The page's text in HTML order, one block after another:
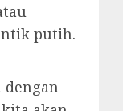
putih.